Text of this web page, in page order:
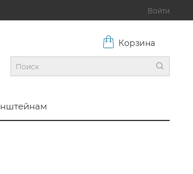
Войти
Корзина